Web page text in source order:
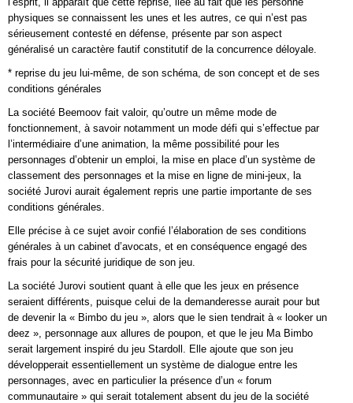
physiques se connaissent les unes et les autres, ce qui n’est pas
sérieusement contesté en défense, présente par son aspect
généralisé un caractère fautif constitutif de la concurrence déloyale.
* reprise du jeu lui-même, de son schéma, de son concept et de ses
conditions générales
La société Beemoov fait valoir, qu’outre un même mode de
fonctionnement, à savoir notamment un mode défi qui s’effectue par
l’intermédiaire d’une animation, la même possibilité pour les
personnages d’obtenir un emploi, la mise en place d’un système de
classement des personnages et la mise en ligne de mini-jeux, la
société Jurovi aurait également repris une partie importante de ses
conditions générales.
Elle précise à ce sujet avoir confié l’élaboration de ses conditions
générales à un cabinet d’avocats, et en conséquence engagé des
frais pour la sécurité juridique de son jeu.
La société Jurovi soutient quant à elle que les jeux en présence
seraient différents, puisque celui de la demanderesse aurait pour but
de devenir la « Bimbo du jeu », alors que le sien tendrait à « looker un
deez », personnage aux allures de poupon, et que le jeu Ma Bimbo
serait largement inspiré du jeu Stardoll. Elle ajoute que son jeu
développerait essentiellement un système de dialogue entre les
personnages, avec en particulier la présence d’un « forum
communautaire » qui serait totalement absent du jeu de la société